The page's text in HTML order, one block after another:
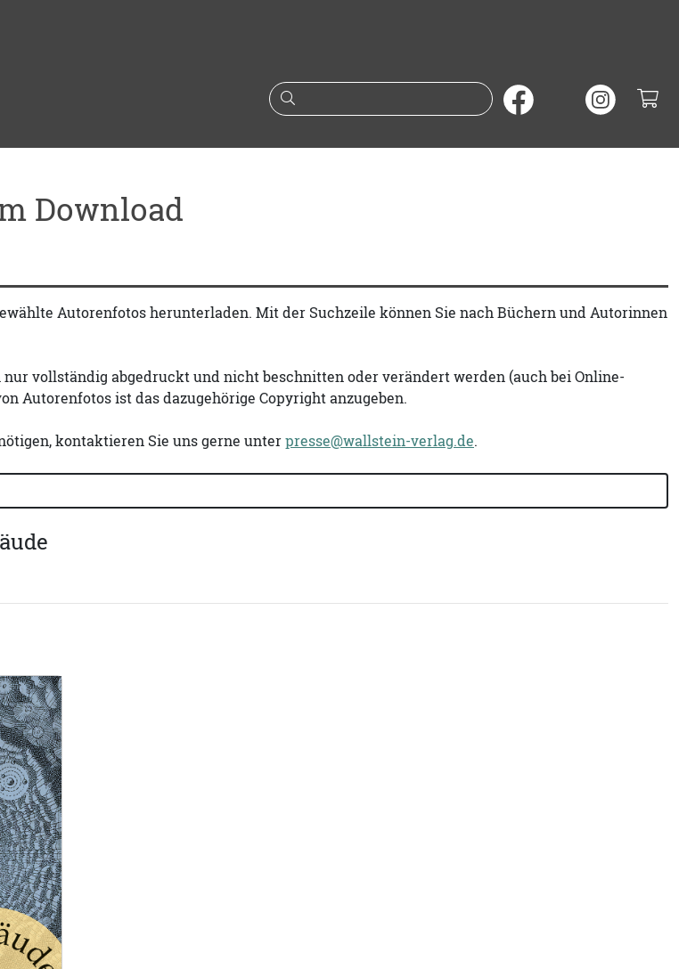
Suche nach Büchern oder
Download
Autorenfotos herunterladen. Mit der Suchzeile können Sie nach Büchern und Autorinnen
nur vollständig abgedruckt und nicht beschnitten oder verändert werden (auch bei Online-
Autorenfotos ist das dazugehörige Copyright anzugeben.
kontaktieren Sie uns gerne unterpresse@wallstein-verlag.de.
oder ISBN suchen: